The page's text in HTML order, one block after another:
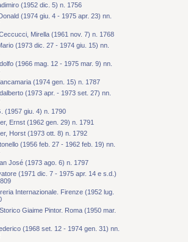
(1952 dic. 5) n. 1756
(1974 giu. 4 - 1975 apr. 23) nn.
Mirella (1961 nov. 7) n. 1768
(1973 dic. 27 - 1974 giu. 15) nn.
(1966 mag. 12 - 1975 mar. 9) nn.
(1974 gen. 15) n. 1787
(1973 apr. - 1973 set. 27) nn.
(1957 giu. 4) n. 1790
Ernst (1962 gen. 29) n. 1791
Horst (1973 ott. 8) n. 1792
(1956 feb. 27 - 1962 feb. 19) nn.
José (1973 ago. 6) n. 1797
(1971 dic. 7 - 1975 apr. 14 e s.d.)
Internazionale. Firenze (1952 lug.
Giaime Pintor. Roma (1950 mar.
(1968 set. 12 - 1974 gen. 31) nn.